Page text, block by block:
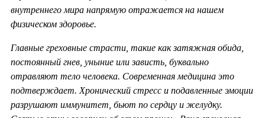
внутреннего мира напрямую отражается на нашем
физическом здоровье.
Главные греховные страсти, такие как затяжная обида,
постоянный гнев, уныние или зависть, буквально
отравляют тело человека. Современная медицина это
подтверждает. Хронический стресс и подавленные эмоции
разрушают иммунитет, бьют по сердцу и желудку.